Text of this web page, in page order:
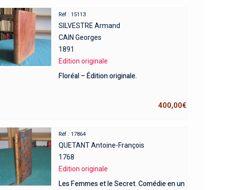
Réf : 15113
SILVESTRE Armand
CAIN Georges
1891
Edition originale
Floréal – Édition originale.
400,00€
Réf : 17864
QUETANT Antoine-François
1768
Edition originale
Les Femmes et le Secret. Comédie en un